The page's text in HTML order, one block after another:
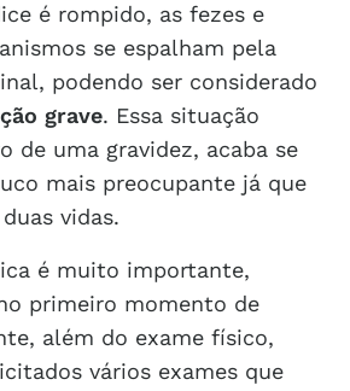
é rompido, as fezes e
se espalham pela
podendo ser considerado
grave. Essa situação
de uma gravidez, acaba se
mais preocupante já que
vidas.
é muito importante,
primeiro momento de
além do exame físico,
vários exames que